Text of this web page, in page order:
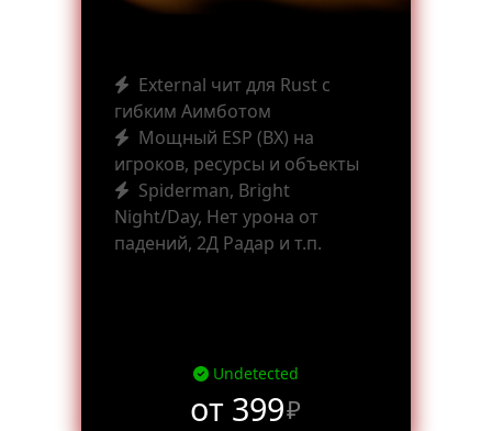
External чит для Rust с
гибким Аимботом
Мощный ESP (ВХ) на
игроков, ресурсы и объекты
Spiderman, Bright
Night/Day, Нет урона от
падений, 2Д Радар и т.п.
Undetected
от 399₽